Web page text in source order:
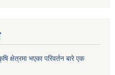
क्षेत्रमा भएका परिवर्तन बारे एक